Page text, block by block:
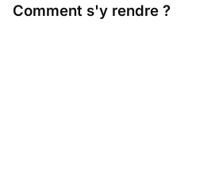
Comment s'y rendre ?